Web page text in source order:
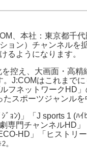
、本社：東京都千
ョン）チャンネルを
るようになります。
控え、大画面・高
J:COMはこれまで
フネットワークHD
スポーツジャンル
ｮﾝ)」「J sports 1 (ﾊ
専門チャンネルHD
HD」「ヒスト
。